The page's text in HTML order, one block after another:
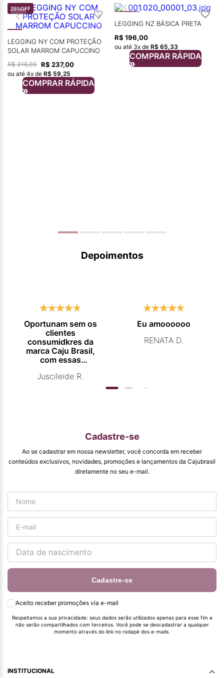
25%OFF
LEGGING NY COM PROTEÇÃO
SOLAR MARROM CAPUCCINO
R$ 316,00 R$ 237,00
ou até 4x de R$ 59,25
COMPRAR RÁPIDA
LEGGING NZ BÁSICA PRETA
R$ 196,00
ou até 3x de R$ 65,33
COMPRAR RÁPIDA
Depoimentos
Oportunam sem os
clientes
consumidkres da
marca Caju Brasil,
com essas
promocionais de
qualidade que vcs
entregam. Parabéns
#
pormaiscampanhaspromorcionais.
Juscileide R.
Eu amoooooo
RENATA D.
Cadastre-se
Ao se cadastrar em nossa newsletter, você concorda em receber
conteúdos exclusivos, novidades, promoções e lançamentos da Cajubrasil
diretamente no seu e-mail.
Cadastre-se
Aceito receber promoções via e-mail
Respeitamos a sua privacidade: seus dados serão utilizados apenas para esse fim e
não serão compartilhados com terceiros. Você pode se descadastrar a qualquer
momento através do link no rodapé dos e-mails.
INSTITUCIONAL